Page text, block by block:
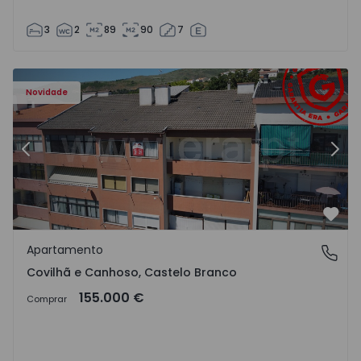
3 2 89 90 7
Novidade
- 18
Apartamento T2 Covilhã, Covilhã e Canhoso - 1497806 -
Anterior
Covilhã e Canhoso, Castelo Branco
Apartamento
Covilhã e Canhoso, Castelo Branco
Comprar 155.000 €